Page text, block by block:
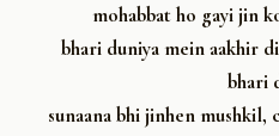
mohabbat ho gayi jin
bhari duniya mein aakhir
bhari
sunaana bhi jinhen mushkil,